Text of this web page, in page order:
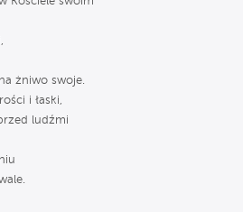
żniwo swoje.
i łaski,
ludźmi